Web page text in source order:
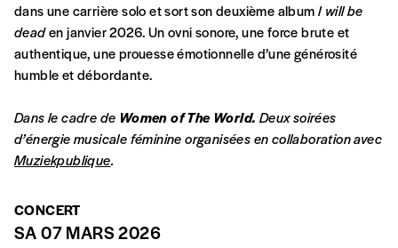
INSCRIPTION
*champs obligatoires
Abonnement
1 an = 5 numéros
20€* /an
*Prix indicatif, frais de port inclus
Par numéro
dans une carrière solo et sort son deuxième albumI will be
deaden janvier 2026. Un ovni sonore, une force brute et
authentique, une prouesse émotionnelle d’une générosité
humble et débordante.
Dans le cadre de Women of The World. Deux soirées
d’énergie musicale féminine organisées en collaboration avec
Muziekpublique.
CONCERT
SA 07 MARS 2026